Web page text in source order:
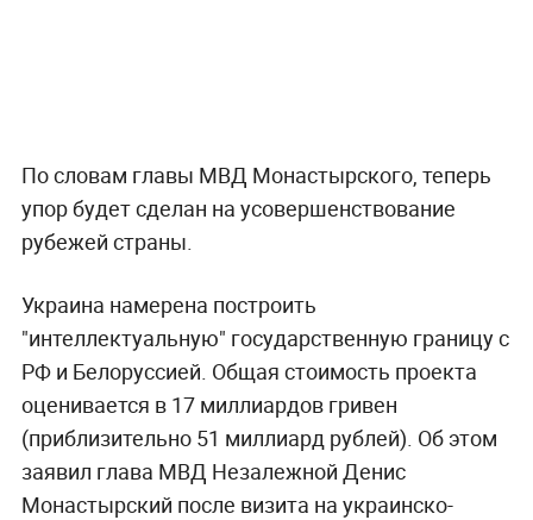
По словам главы МВД Монастырского, теперь
упор будет сделан на усовершенствование
рубежей страны.
Украина намерена построить
"интеллектуальную" государственную границу с
РФ и Белоруссией. Общая стоимость проекта
оценивается в 17 миллиардов гривен
(приблизительно 51 миллиард рублей). Об этом
заявил глава МВД Незалежной Денис
Монастырский после визита на украинско-